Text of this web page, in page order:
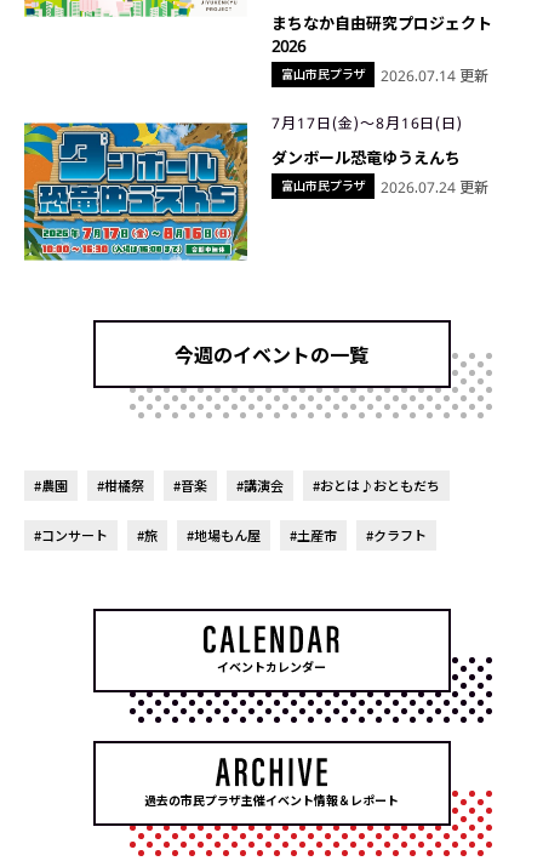
富山市民プラザ
まちなか自由研究プロジェクト
2026
2026.07.14 更新
富山市民プラザ
7月17日(金)〜8月16日(日)
ダンボール恐竜ゆうえんち
2026.07.24 更新
今週のイベントの一覧
#農園 #柑橘祭 #音楽 #講演会 #おとは♪おともだち
#コンサート #旅 #地場もん屋 #土産市 #クラフト
イベントカレンダー
過去の市民プラザ主催イベント情報＆レポート